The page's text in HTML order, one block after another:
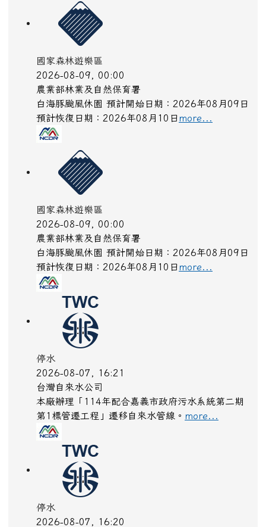
國家森林遊樂區
2026-08-09, 00:00
農業部林業及自然保育署
白海豚颱風休園 預計開始日期：2026年08月09日
預計恢復日期：2026年08月10日more...
國家森林遊樂區
2026-08-09, 00:00
農業部林業及自然保育署
白海豚颱風休園 預計開始日期：2026年08月09日
預計恢復日期：2026年08月10日more...
停水
2026-08-07, 16:21
台灣自來水公司
本廠辦理「114年配合嘉義市政府污水系統第二期
第1標管遷工程」遷移自來水管線。 more...
停水
2026-08-07, 16:20